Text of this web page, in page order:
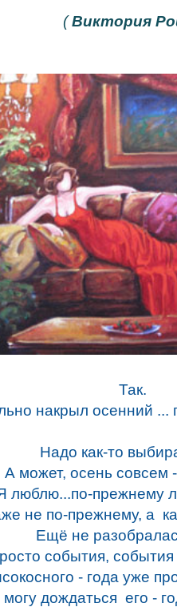
(Виктория
Так.
накрыл осенний ...
Надо как-то
А может, осень совсем
люблю...по-прежнему
не по-прежнему, а
Ещё не
события,
- года уже
дождаться его -